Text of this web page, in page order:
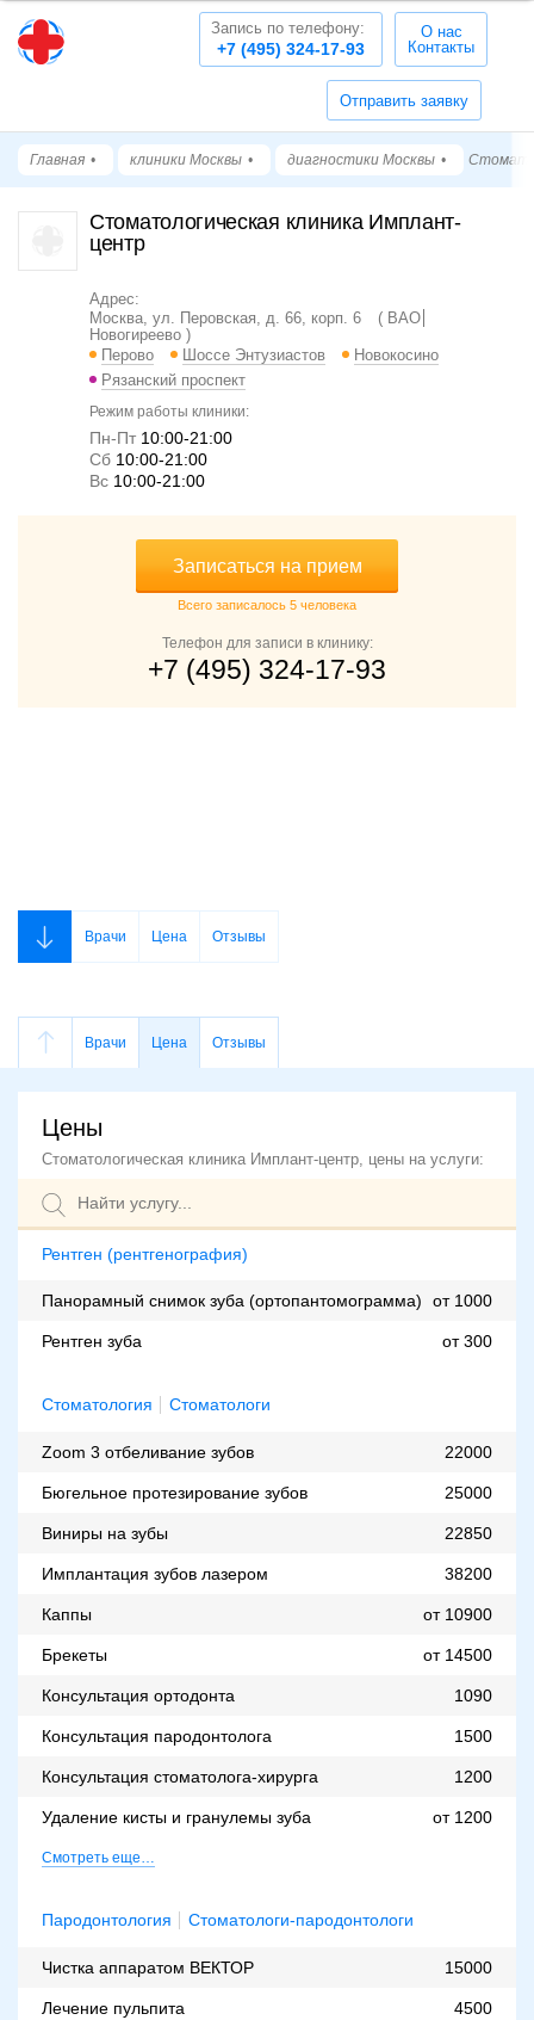
Отправить заявку
+7 (495) 324-17-93
Запись по телефону:
О нас
Контакты
Главная клиники Москвы диагностики Москвы
Стоматологическая клиника Имплант-
центр
Адрес:
Москва, ул. Перовская, д. 66, корп. 6
ВАО
Новогиреево
Перово
Шоссе Энтузиастов
Новокосино
Рязанский проспект
Режим работы клиники:
Пн-Пт 10:00-21:00
Cб 10:00-21:00
Вс 10:00-21:00
Записаться на прием
Всего записалось 5 человека
Телефон для записи в клинику:
+7 (495) 324-17-93
Врачи Цена Отзывы
Врачи Цена Отзывы
Цены
Стоматологическая клиника Имплант-центр, цены на услуги:
Рентген (рентгенография)
Панорамный снимок зуба (ортопантомограмма) от 1000
Рентген зуба от 300
Стоматология Стоматологи
Zoom 3 отбеливание зубов 22000
Бюгельное протезирование зубов 25000
Виниры на зубы 22850
Имплантация зубов лазером 38200
Каппы от 10900
Брекеты от 14500
Консультация ортодонта 1090
Консультация пародонтолога 1500
Консультация стоматолога-хирурга 1200
Удаление кисты и гранулемы зуба от 1200
Смотреть еще…
Пародонтология Стоматологи-пародонтологи
Чистка аппаратом ВЕКТОР 15000
Лечение пульпита 4500